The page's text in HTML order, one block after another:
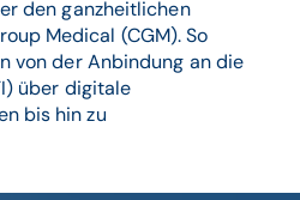
den ganzheitlichen
Medical (CGM). So
von der Anbindung an die
über digitale
bis hin zu